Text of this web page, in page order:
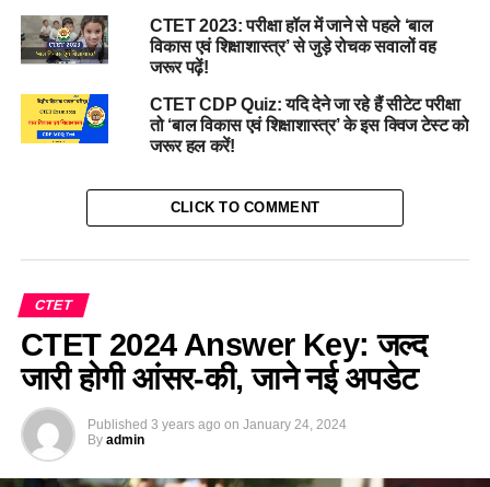
CTET 2023: परीक्षा हॉल में जाने से पहले ‘बाल
विकास एवं शिक्षाशास्त्र’ से जुड़े रोचक सवालों वह
जरूर पढ़ें!
CTET CDP Quiz: यदि देने जा रहे हैं सीटेट परीक्षा
तो ‘बाल विकास एवं शिक्षाशास्त्र’ के इस क्विज टेस्ट को
जरूर हल करें!
CLICK TO COMMENT
CTET
CTET 2024 Answer Key: जल्द
जारी होगी आंसर-की, जाने नई अपडेट
Published 3 years ago on January 24, 2024
By admin